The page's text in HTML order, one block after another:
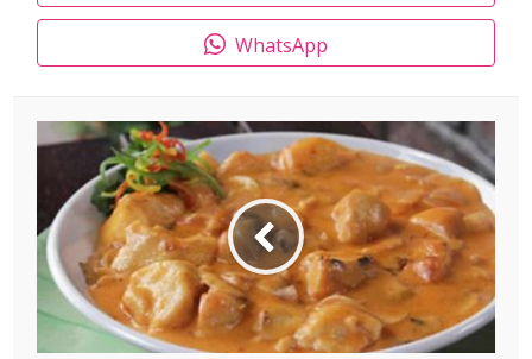
WhatsApp